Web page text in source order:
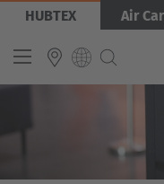
Przejdź
treści
HUBTEX Air
INTERNATIONAL
Obraz